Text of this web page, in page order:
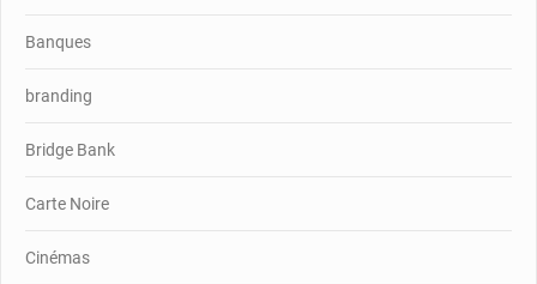
Banques
branding
Bridge Bank
Carte Noire
Cinémas